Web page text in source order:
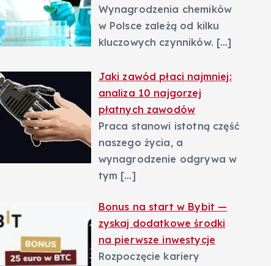
Wynagrodzenia chemików
w Polsce zależą od kilku
kluczowych czynników. […]
Jaki zawód płaci najmniej:
analiza 10 najgorzej
płatnych zawodów
Praca stanowi istotną część
naszego życia, a
wynagrodzenie odgrywa w
tym […]
Bonus na start w Bybit —
zyskaj dodatkowe środki
na pierwsze inwestycje
Rozpoczęcie kariery